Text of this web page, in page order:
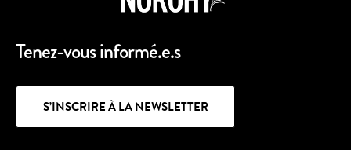
Tenez-vous informé.e.s
S’INSCRIRE À LA NEWSLETTER